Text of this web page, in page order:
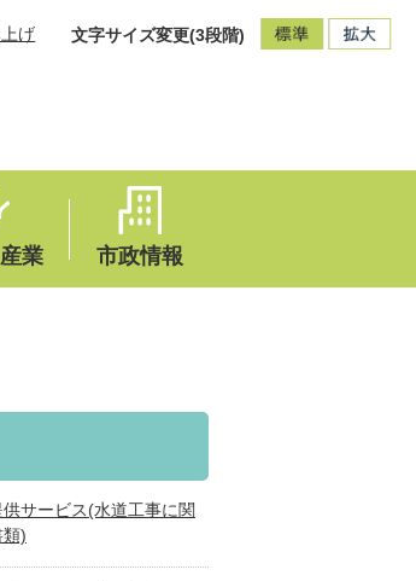
げ 文字サイズ変更(3段階)
業 市政情報
サービス(水道工事に関
)